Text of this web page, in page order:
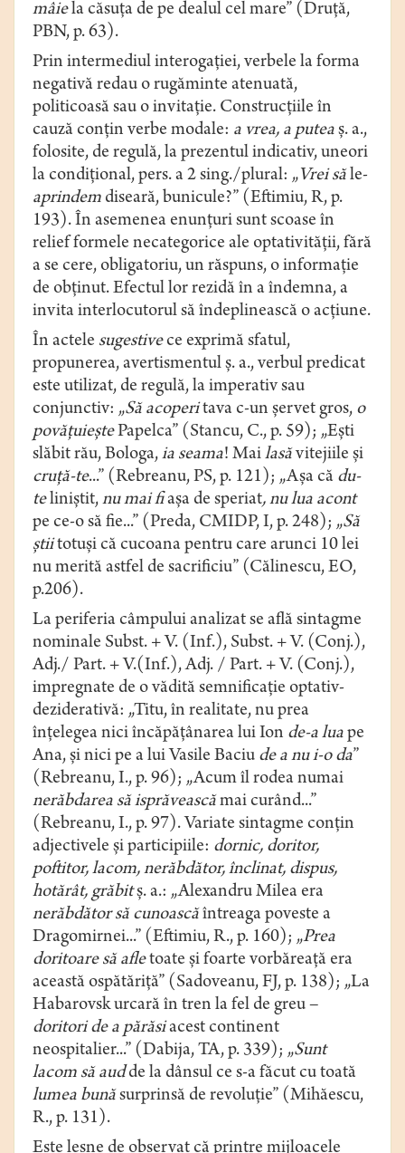
mâiela căsuța de pe dealul cel mare” (Druță,
PBN, p. 63).
Prin intermediul interogației, verbele la forma
negativă redau o rugăminte atenuată,
politicoasă sau o invitație. Construcțiile în
cauză conţin verbe modale: a vrea, a puteaş. a.,
folosite, de regulă, la prezentul indicativ, uneori
la condiţional, pers. a 2 sing./plural: „Vrei săle-
aprindem diseară, bunicule?” (Eftimiu, R, p.
193). În asemenea enunțuri sunt scoase în
relief formele necategorice ale optativităţii, fără
a se cere, obligatoriu, un răspuns, o informaţie
de obţinut. Efectul lor rezidă în a îndemna, a
invita interlocutorul să îndeplinească o acţiune.
În actele sugestivece exprimă sfatul,
propunerea, avertismentul ș. a., verbul predicat
este utilizat, de regulă, la imperativ sau
conjunctiv: „Să acoperitava c-un șervet gros, o
povățuieștePapelca” (Stancu, C., p. 59); „Eşti
slăbit rău, Bologa,ia seama! Mailasăvitejiile şi
cruţă-te...” (Rebreanu, PS, p. 121); „Aşa că du-
teliniştit,nu mai fiaşa de speriat, nu lua acont
pe ce-o să fie...” (Preda, CMIDP, I, p. 248); „Să
ştiitotuşi că cucoana pentru care arunci 10 lei
nu merită astfel de sacrificiu” (Călinescu, EO,
p.206).
La periferia câmpului analizat se află sintagme
nominale Subst. + V. (Inf.), Subst. + V. (Conj.),
Adj./ Part. + V.(Inf.), Adj. / Part. + V. (Conj.),
impregnate de o vădită semnificaţie optativ-
deziderativă: „Titu, în realitate, nu prea
înţelegea nici încăpăţânarea lui Ion de-a luape
Ana, şi nici pe a lui Vasile Baciu de a nu i-o da”
(Rebreanu, I., p. 96); „Acum îl rodea numai
nerăbdarea să isprăveascămai curând...”
(Rebreanu, I., p. 97). Variate sintagme conţin
adjectivele şi participiile: dornic, doritor,
poftitor, lacom, nerăbdător, înclinat, dispus,
hotărât, grăbitş. a.: „Alexandru Milea era
nerăbdător să cunoascăîntreaga poveste a
Dragomirnei...” (Eftimiu, R., p. 160); „Prea
doritoare să afletoate şi foarte vorbăreaţă era
această ospătăriţă” (Sadoveanu, FJ, p. 138); „La
Habarovsk urcară în tren la fel de greu –
doritori de a părăsiacest continent
neospitalier...” (Dabija, TA, p. 339); „Sunt
lacom să audde la dânsul ce s-a făcut cu toată
lumea bunăsurprinsă de revoluție” (Mihăescu,
R., p. 131).